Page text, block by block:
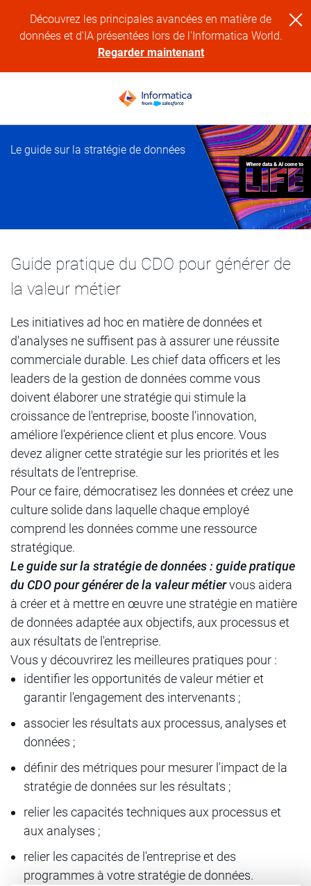
Découvrez les principales avancées en matière de
données et d'IA présentées lors de l'Informatica World.
Regarder maintenant
Le guide sur la stratégie de données
Guide pratique du CDO pour générer de
la valeur métier
Les initiatives ad hoc en matière de données et
d'analyses ne suffisent pas à assurer une réussite
commerciale durable. Les chief data officers et les
leaders de la gestion de données comme vous
doivent élaborer une stratégie qui stimule la
croissance de l'entreprise, booste l'innovation,
améliore l'expérience client et plus encore. Vous
devez aligner cette stratégie sur les priorités et les
résultats de l'entreprise.
Pour ce faire, démocratisez les données et créez une
culture solide dans laquelle chaque employé
comprend les données comme une ressource
stratégique.
Le guide sur la stratégie de données : guide pratique
du CDO pour générer de la valeur métiervous aidera
à créer et à mettre en œuvre une stratégie en matière
de données adaptée aux objectifs, aux processus et
aux résultats de l'entreprise.
Vous y découvrirez les meilleures pratiques pour :
identifier les opportunités de valeur métier et
garantir l'engagement des intervenants ;
associer les résultats aux processus, analyses et
données ;
définir des métriques pour mesurer l'impact de la
stratégie de données sur les résultats ;
relier les capacités techniques aux processus et
aux analyses ;
relier les capacités de l'entreprise et des
programmes à votre stratégie de données.